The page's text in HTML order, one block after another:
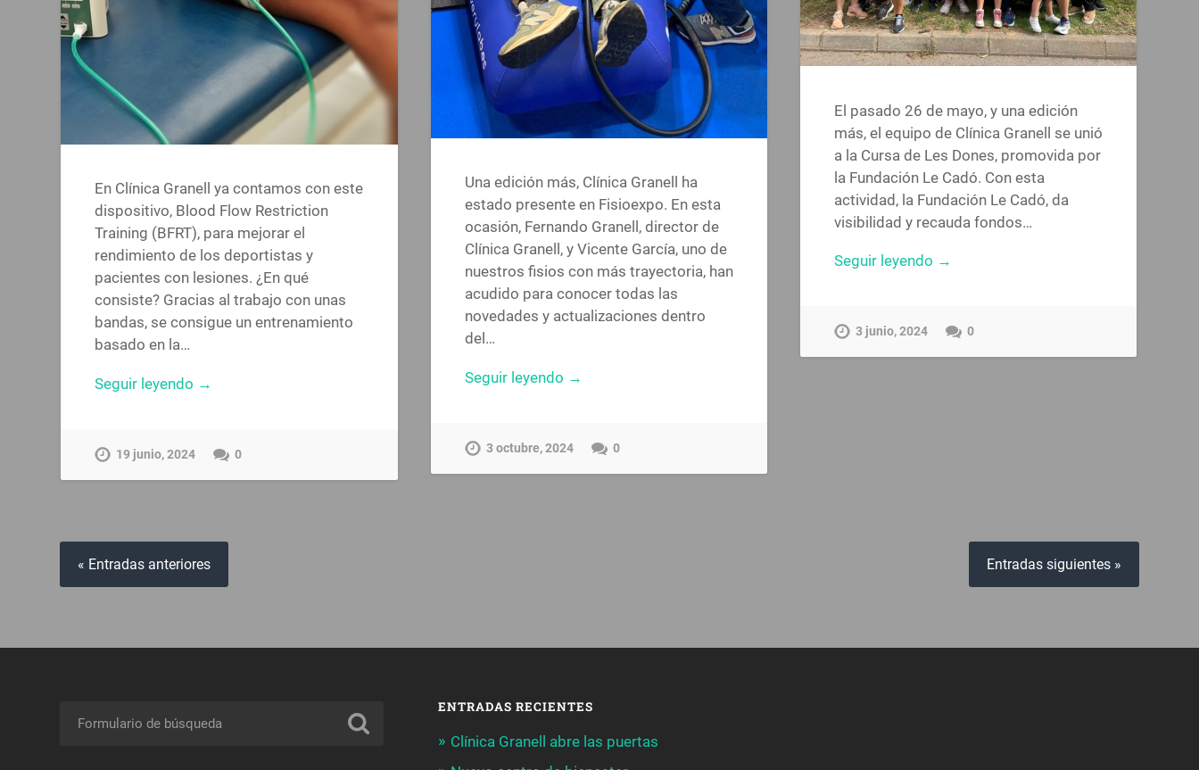
Una edición más, Clínica Granell ha
estado presente en Fisioexpo. En esta
ocasión, Fernando Granell, director de
Clínica Granell, y Vicente García, uno de
nuestros fisios con más trayectoria, han
acudido para conocer todas las
novedades y actualizaciones dentro
del…
Seguir leyendo →
3 octubre, 2024 0
En Clínica Granell ya contamos con este
dispositivo, Blood Flow Restriction
Training (BFRT), para mejorar el
rendimiento de los deportistas y
pacientes con lesiones. ¿En qué
consiste? Gracias al trabajo con unas
bandas, se consigue un entrenamiento
basado en la…
Seguir leyendo →
19 junio, 2024 0
El pasado 26 de mayo, y una edición
más, el equipo de Clínica Granell se unió
a la Cursa de Les Dones, promovida por
la Fundación Le Cadó. Con esta
actividad, la Fundación Le Cadó, da
visibilidad y recauda fondos…
Seguir leyendo →
3 junio, 2024 0
« Entradas anteriores Entradas siguientes »
ENTRADAS RECIENTES
Clínica Granell abre las puertas